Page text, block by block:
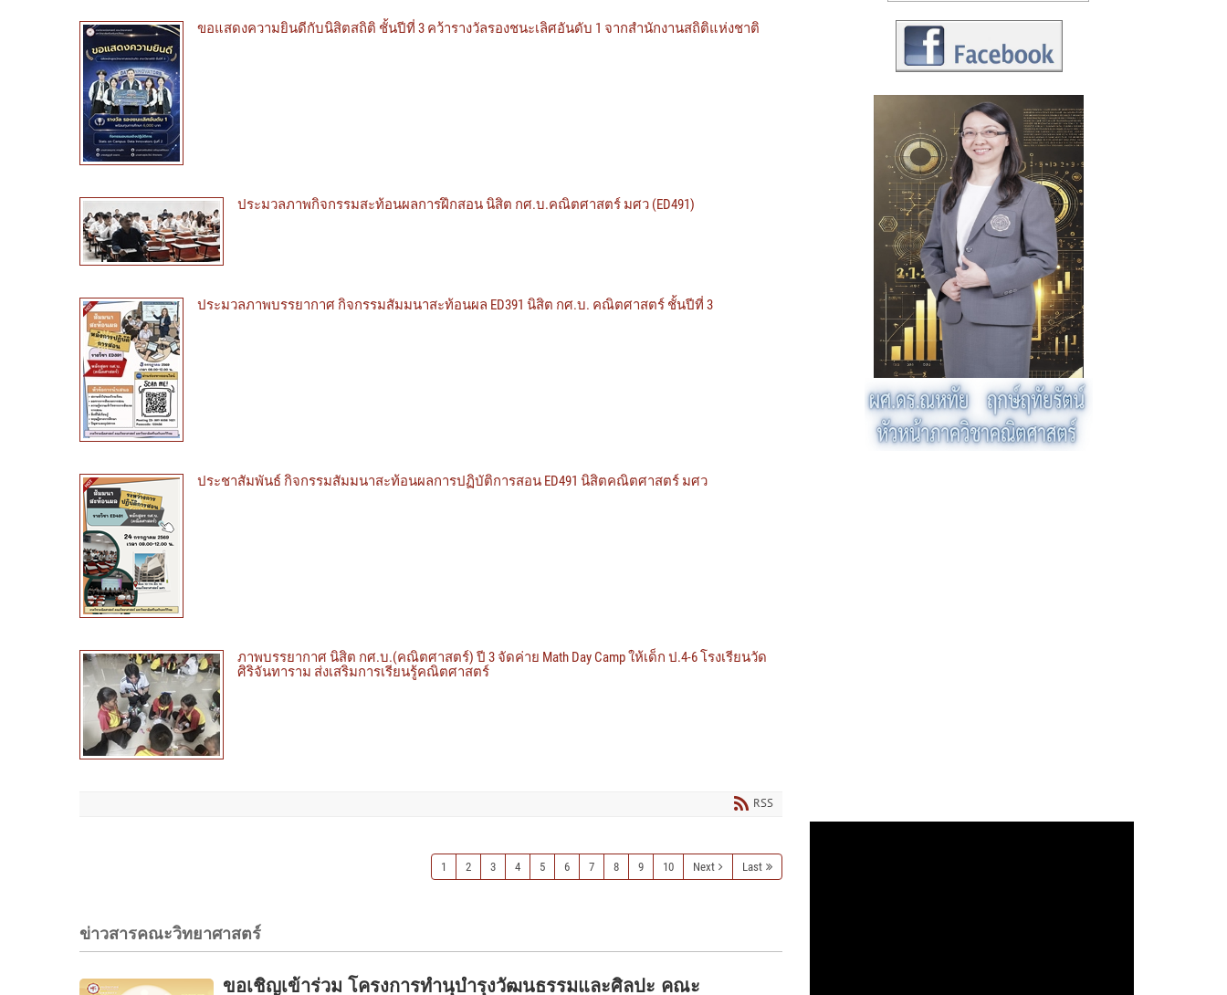
ขอแสดงความยินดีกับนิสิตสถิติ ชั้นปีที่ 3 คว้ารางวัลรองชนะเลิศอันดับ 1 จากสำนักงานสถิติแห่งชาติ
ประมวลภาพกิจกรรมสะท้อนผลการฝึกสอน นิสิต กศ.บ.คณิตศาสตร์ มศว (ED491)
ประมวลภาพบรรยากาศ กิจกรรมสัมมนาสะท้อนผล ED391 นิสิต กศ.บ. คณิตศาสตร์ ชั้นปีที่ 3
ประชาสัมพันธ์ กิจกรรมสัมมนาสะท้อนผลการปฏิบัติการสอน ED491 นิสิตคณิตศาสตร์ มศว
ภาพบรรยากาศ นิสิต กศ.บ.(คณิตศาสตร์) ปี 3 จัดค่าย Math Day Camp ให้เด็ก ป.4-6 โรงเรียนวัด
ศิริจันทาราม ส่งเสริมการเรียนรู้คณิตศาสตร์
RSS
1 2 3 4 5 6 7 8 9 10 Next Last
ข่าวสารคณะวิทยาศาสตร์
ขอเชิญเข้าร่วม โครงการทำนุบำรุงวัฒนธรรมและศิลปะ คณะ